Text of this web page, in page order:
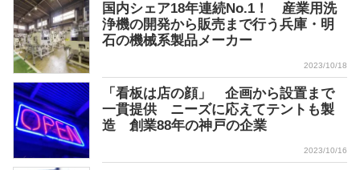
国内シェア18年連続No.1！ 産業用洗
浄機の開発から販売まで行う兵庫・明
石の機械系製品メーカー
2023/10/18
「看板は店の顔」 企画から設置まで
一貫提供 ニーズに応えてテントも製
造 創業88年の神戸の企業
2023/10/16